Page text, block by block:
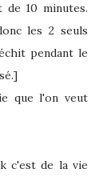
10 minutes.
les 2 seuls
pendant le
que l'on veut
c'est de la vie